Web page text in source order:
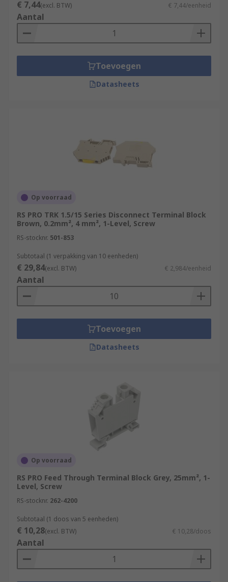
€ 7,44(excl. BTW) € 7,44/eenheid
Aantal
Toevoegen
Datasheets
Op voorraad
RS PRO TRK 1.5/15 Series Disconnect Terminal Block
Brown, 0.2mm², 4 mm², 1-Level, Screw
RS-stocknr. 501-853
Subtotaal (1 verpakking van 10 eenheden)
€ 29,84(excl. BTW) € 2,984/eenheid
Aantal
Toevoegen
Datasheets
Op voorraad
RS PRO Feed Through Terminal Block Grey, 25mm², 1-
Level, Screw
RS-stocknr. 262-4200
Subtotaal (1 doos van 5 eenheden)
€ 10,28(excl. BTW) € 10,28/doos
Aantal